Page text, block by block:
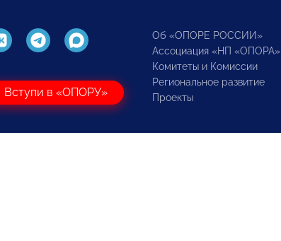
Вступи в «ОПОРУ»
Об «ОПОРЕ РОССИИ»
Ассоциация «НП «ОПОРА»
Комитеты и Комиссии
Региональное развитие
Проекты